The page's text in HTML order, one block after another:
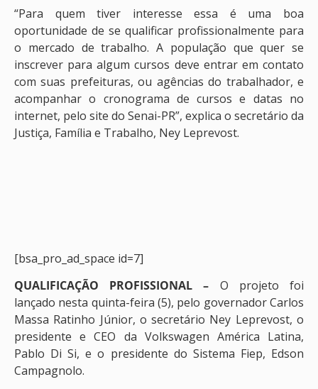
“Para quem tiver interesse essa é uma boa
oportunidade de se qualificar profissionalmente para
o mercado de trabalho. A população que quer se
inscrever para algum cursos deve entrar em contato
com suas prefeituras, ou agências do trabalhador, e
acompanhar o cronograma de cursos e datas no
internet, pelo site do Senai-PR”, explica o secretário da
Justiça, Família e Trabalho, Ney Leprevost.
[bsa_pro_ad_space id=7]
QUALIFICAÇÃO PROFISSIONAL – O projeto foi
lançado nesta quinta-feira (5), pelo governador Carlos
Massa Ratinho Júnior, o secretário Ney Leprevost, o
presidente e CEO da Volkswagen América Latina,
Pablo Di Si, e o presidente do Sistema Fiep, Edson
Campagnolo.